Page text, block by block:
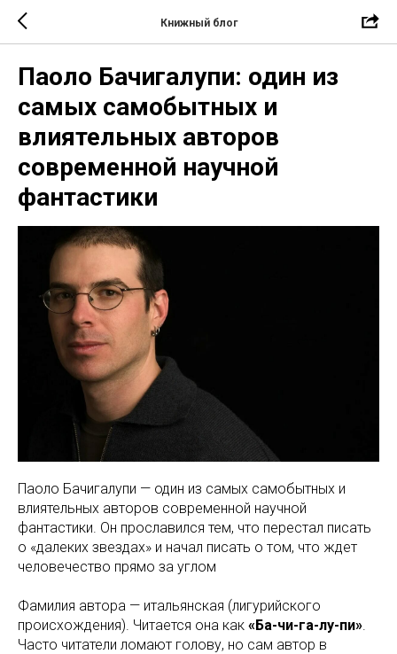
Книжный блог
Паоло Бачигалупи: один из
самых самобытных и
влиятельных авторов
современной научной
фантастики
Паоло Бачигалупи — один из самых самобытных и
влиятельных авторов современной научной
фантастики. Он прославился тем, что перестал писать
о «далеких звездах» и начал писать о том, что ждет
человечество прямо за углом
Фамилия автора — итальянская (лигурийского
происхождения). Читается она как «Ба-чи-га-лу-пи».
Часто читатели ломают голову, но сам автор в